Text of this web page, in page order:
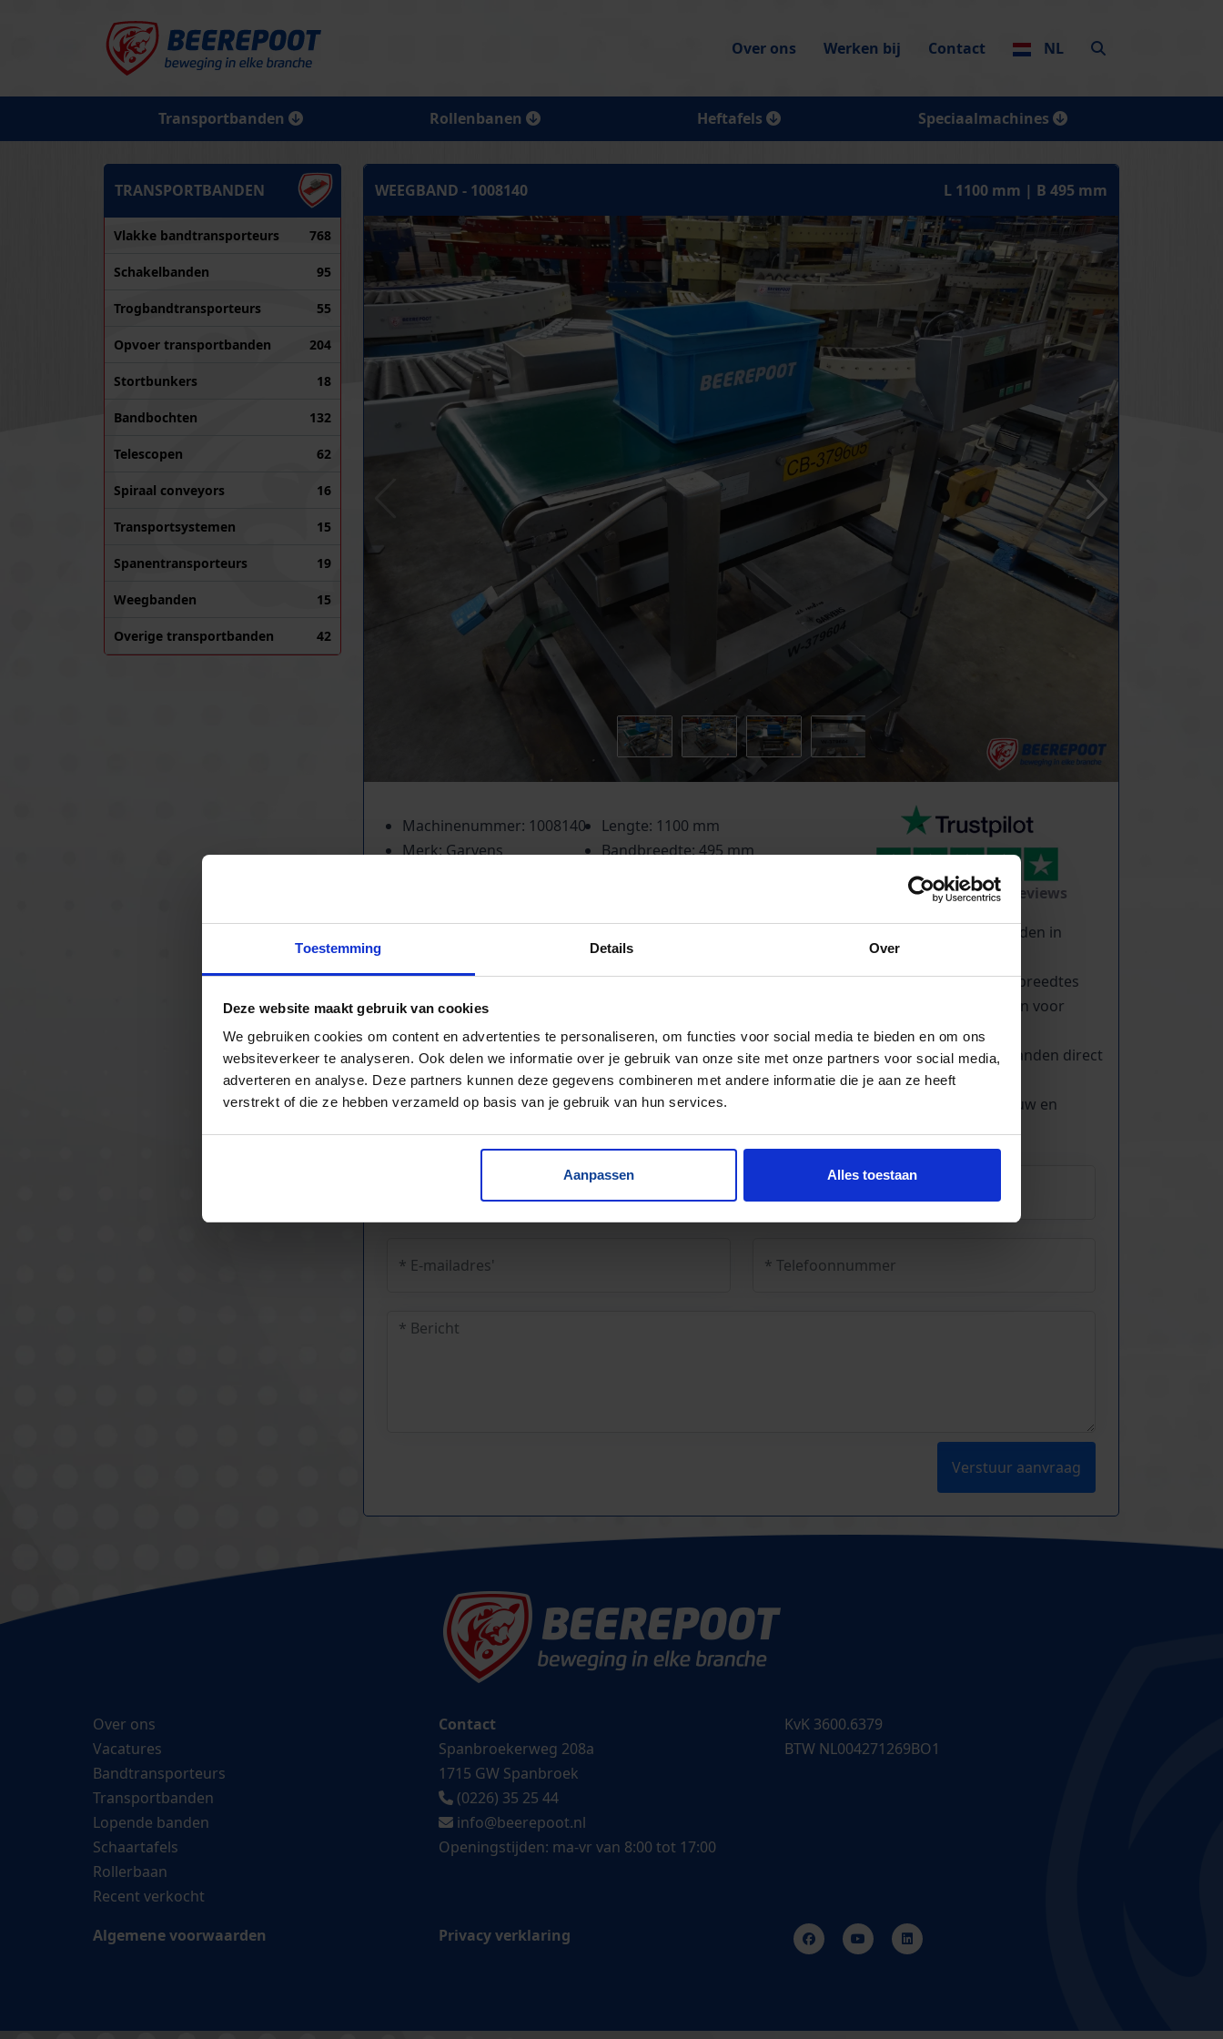
Toestemming Details Over
Deze website maakt gebruik van cookies
We gebruiken cookies om content en advertenties te personaliseren, om functies voor social media te bieden en om ons
websiteverkeer te analyseren. Ook delen we informatie over je gebruik van onze site met onze partners voor social media,
adverteren en analyse. Deze partners kunnen deze gegevens combineren met andere informatie die je aan ze heeft
verstrekt of die ze hebben verzameld op basis van je gebruik van hun services.
Aanpassen Alles toestaan
Over ons Werken bij Contact NL
Transportbanden Rollenbanen Heftafels Speciaalmachines
TRANSPORTBANDEN
Vlakke bandtransporteurs 768
Schakelbanden 95
Trogbandtransporteurs 55
Opvoer transportbanden 204
Stortbunkers 18
Bandbochten 132
Telescopen 62
Spiraal conveyors 16
Transportsystemen 15
Spanentransporteurs 19
Weegbanden 15
Overige transportbanden 42
WEEGBAND - 1008140 L 1100 mm | B 495 mm
Machinenummer: 1008140
Merk: Garvens
Lengte: 1100 mm
Bandbreedte: 495 mm
TrustScore5.0|213
reviews
Duizenden lopende banden in
voorraad
Veel verschillende bandbreedtes
Voor pakjes & doosjes en voor
stortgoed
Extreem veel lopende banden direct
leverbaar
Maatwerk mogelijk, nieuw en
Verstuur aanvraag
Over ons
Vacatures
Bandtransporteurs
Transportbanden
Lopende banden
Schaartafels
Rollerbaan
Recent verkocht
Contact
Spanbroekerweg 208a
1715 GW Spanbroek
(0226) 35 25 44
info@beerepoot.nl
Openingstijden: ma-vr van 8:00 tot 17:00
KvK 3600.6379
BTW NL004271269BO1
Algemene voorwaarden Privacy verklaring